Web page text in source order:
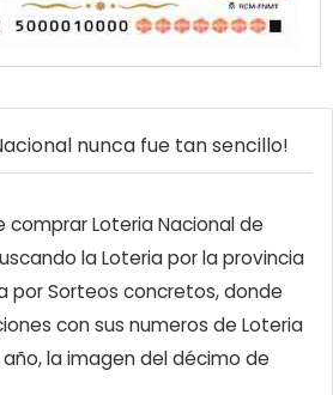
nunca fue tan sencillo!
comprar Loteria Nacional de
la Loteria por la provincia
por Sorteos concretos, donde
con sus numeros de Loteria
la imagen del décimo de